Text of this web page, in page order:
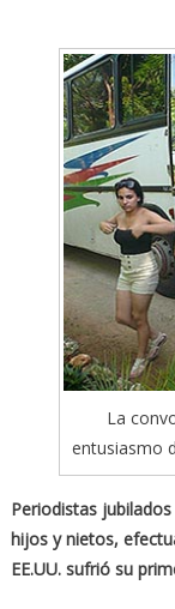
La
entusiasmo
Periodistas
hijos y nietos,
EE.UU. sufrió su